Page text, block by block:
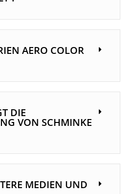
AERO COLOR
DIE
VON SCHMINKE
MEDIEN UND